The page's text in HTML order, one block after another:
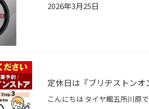
2026年3月25日
定休日は『ブリヂストン